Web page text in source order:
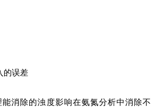
的误差
能消除的浊度影响在氨氮分析中消除不